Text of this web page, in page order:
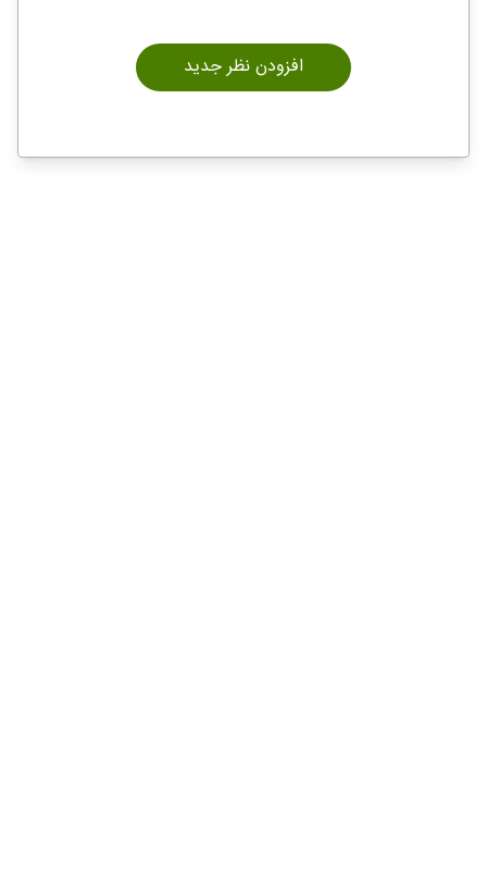
افزودن نظر جدید